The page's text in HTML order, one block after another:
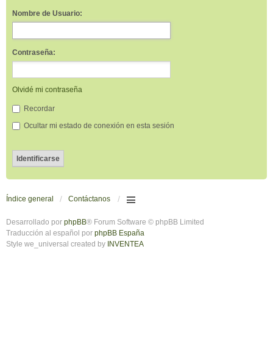
Nombre de Usuario:
Contraseña:
Olvidé mi contraseña
Recordar
Ocultar mi estado de conexión en esta sesión
Índice general Contáctanos
Desarrollado por phpBB® Forum Software © phpBB Limited
Traducción al español por phpBB España
Style we_universal created by INVENTEA